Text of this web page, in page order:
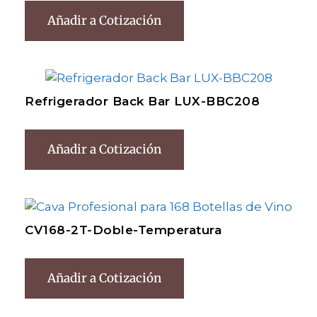
Añadir a Cotización
Refrigerador Back Bar LUX-BBC208
Añadir a Cotización
CV168-2T-Doble-Temperatura
Añadir a Cotización